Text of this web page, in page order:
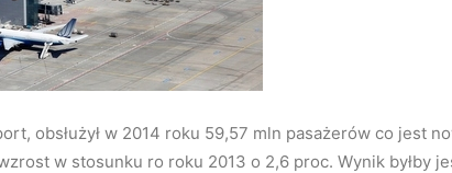
obsłużył w 2014 roku 59,57 mln pasażerów co jest
w stosunku ro roku 2013 o 2,6 proc. Wynik byłby